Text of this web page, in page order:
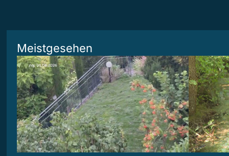
Meistgesehen